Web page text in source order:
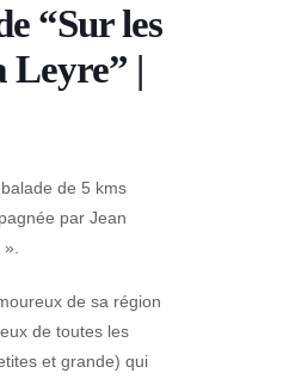
“Sur les
Leyre” |
de 5 kms
par Jean
de sa région
de toutes les
et grande) qui